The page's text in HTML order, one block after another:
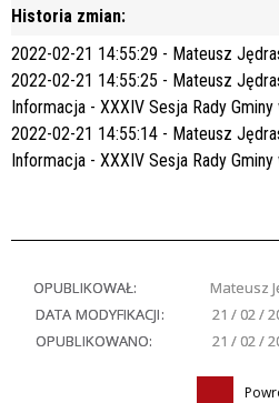
Historia zmian:
2022-02-21 14:55:29 - Mateusz
2022-02-21 14:55:25 - Mateusz
Informacja - XXXIV Sesja Rady
2022-02-21 14:55:14 - Mateusz
Informacja - XXXIV Sesja Rady
OPUBLIKOWAŁ:
Mateusz
DATA MODYFIKACJI:
21 / 02 /
OPUBLIKOWANO:
21 / 02 /